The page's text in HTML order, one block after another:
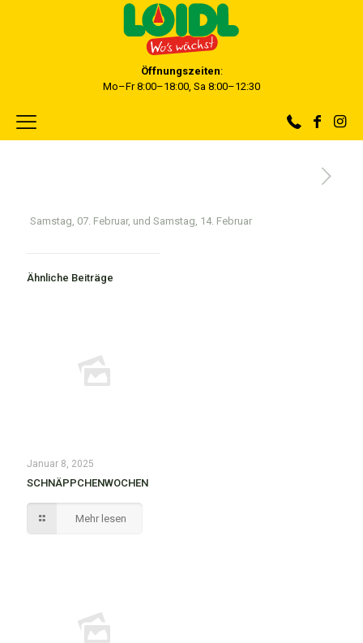
Öffnungszeiten:
Mo–Fr 8:00–18:00, Sa 8:00–12:30
Samstag, 07. Februar, und Samstag, 14. Februar
Ähnliche Beiträge
Januar 8, 2025
SCHNÄPPCHENWOCHEN
Mehr lesen